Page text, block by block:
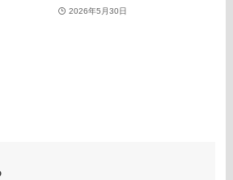
2026年5月30日